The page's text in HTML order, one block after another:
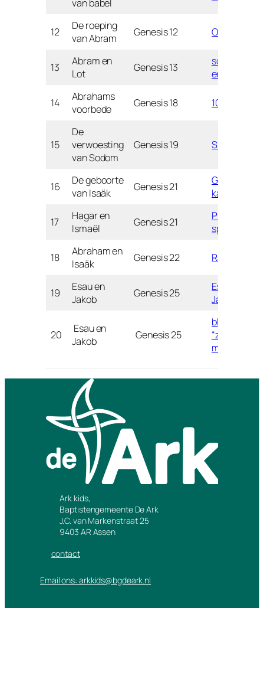
van babel
12
De roeping
van Abram
Genesis 12 Op reis spel
13
Abram en
Lot
Genesis 13
scheiden
en sorteren
14
Abrahams
voorbede
Genesis 18 10-spel
15
De
verwoesting
van Sodom
Genesis 19 S-Spel
16
De geboorte
van Isaäk
Genesis 21
Geboorte
kaartje
17
Hagar en
Ismaël
Genesis 21
Piramide
spel
18
Abraham en
Isaäk
Genesis 22 Ram
19
Esau en
Jakob
Genesis 25
Esau en
Jakob
20
Esau en
Jakob
Genesis 25
bloem:
“zegen mijn
moeder”
Ark kids,
Baptistengemeente De Ark
J.C. van Markenstraat 25
9403 AR Assen
contact
Email ons: arkkids@bgdeark.nl